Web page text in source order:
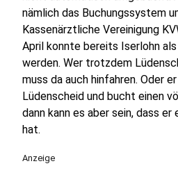
nämlich das Buchungssystem
Kassenärztliche Vereinigung
April konnte bereits Iserlohn
werden. Wer trotzdem
muss da auch hinfahren. Oder
Lüdenscheid und bucht einen
dann kann es aber sein, dass
hat.
Anzeige